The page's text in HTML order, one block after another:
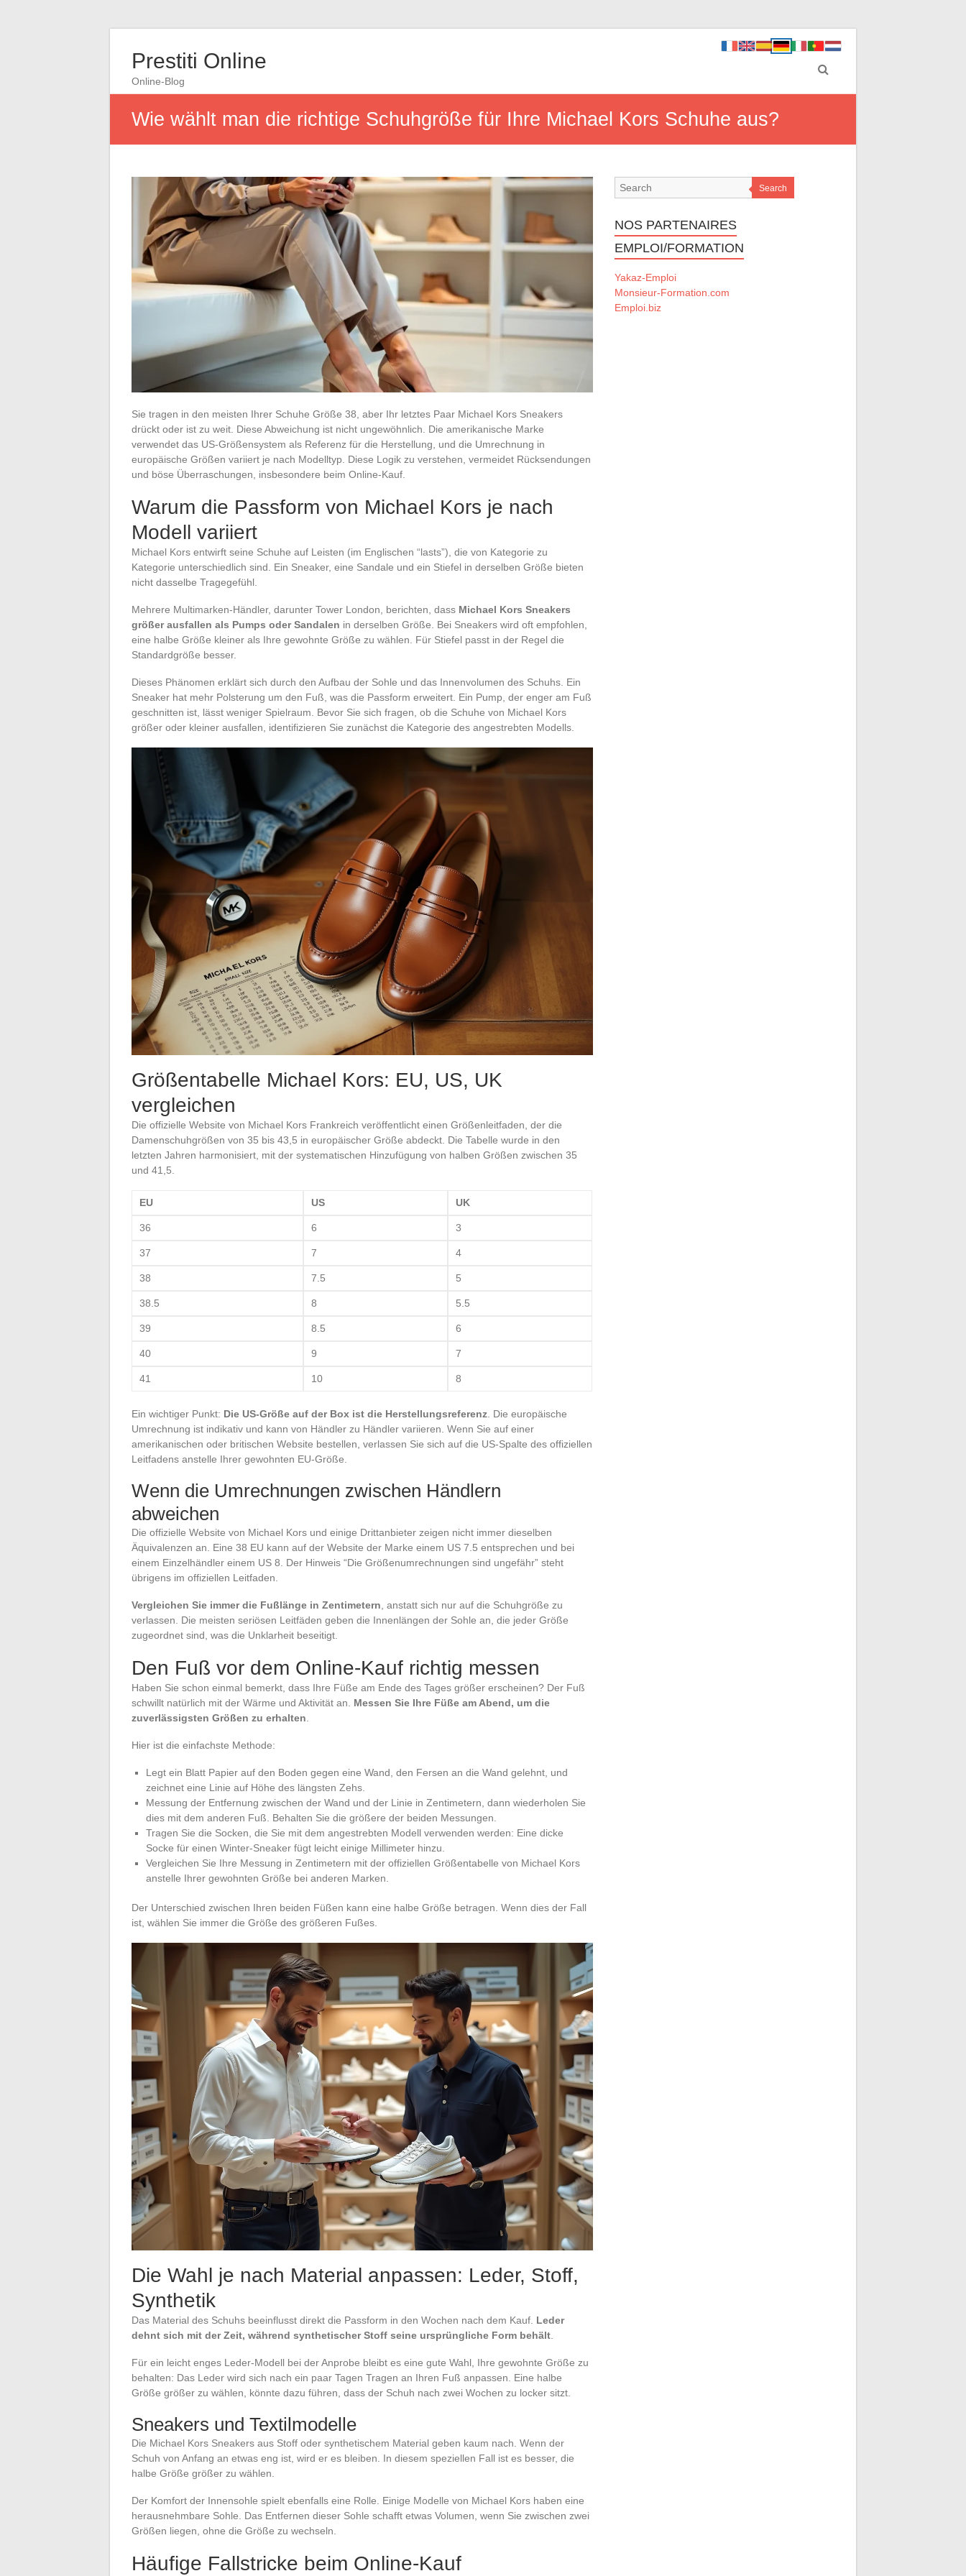
Prestiti Online
Online-Blog
Wie wählt man die richtige Schuhgröße für Ihre Michael Kors Schuhe aus?
Sie tragen in den meisten Ihrer Schuhe Größe 38, aber Ihr letztes Paar Michael Kors Sneakers
drückt oder ist zu weit. Diese Abweichung ist nicht ungewöhnlich. Die amerikanische Marke
verwendet das US-Größensystem als Referenz für die Herstellung, und die Umrechnung in
europäische Größen variiert je nach Modelltyp. Diese Logik zu verstehen, vermeidet Rücksendungen
und böse Überraschungen, insbesondere beim Online-Kauf.
Warum die Passform von Michael Kors je nach
Modell variiert
Michael Kors entwirft seine Schuhe auf Leisten (im Englischen “lasts”), die von Kategorie zu
Kategorie unterschiedlich sind. Ein Sneaker, eine Sandale und ein Stiefel in derselben Größe bieten
nicht dasselbe Tragegefühl.
Mehrere Multimarken-Händler, darunter Tower London, berichten, dass Michael Kors Sneakers
größer ausfallen als Pumps oder Sandalen in derselben Größe. Bei Sneakers wird oft empfohlen,
eine halbe Größe kleiner als Ihre gewohnte Größe zu wählen. Für Stiefel passt in der Regel die
Standardgröße besser.
Dieses Phänomen erklärt sich durch den Aufbau der Sohle und das Innenvolumen des Schuhs. Ein
Sneaker hat mehr Polsterung um den Fuß, was die Passform erweitert. Ein Pump, der enger am Fuß
geschnitten ist, lässt weniger Spielraum. Bevor Sie sich fragen, ob die Schuhe von Michael Kors
größer oder kleiner ausfallen, identifizieren Sie zunächst die Kategorie des angestrebten Modells.
Größentabelle Michael Kors: EU, US, UK
vergleichen
Die offizielle Website von Michael Kors Frankreich veröffentlicht einen Größenleitfaden, der die
Damenschuhgrößen von 35 bis 43,5 in europäischer Größe abdeckt. Die Tabelle wurde in den
letzten Jahren harmonisiert, mit der systematischen Hinzufügung von halben Größen zwischen 35
und 41,5.
EU US UK
36 6 3
37 7 4
38 7.5 5
38.5 8 5.5
39 8.5 6
40 9 7
41 10 8
Ein wichtiger Punkt: Die US-Größe auf der Box ist die Herstellungsreferenz . Die europäische
Umrechnung ist indikativ und kann von Händler zu Händler variieren. Wenn Sie auf einer
amerikanischen oder britischen Website bestellen, verlassen Sie sich auf die US-Spalte des offiziellen
Leitfadens anstelle Ihrer gewohnten EU-Größe.
Wenn die Umrechnungen zwischen Händlern
abweichen
Die offizielle Website von Michael Kors und einige Drittanbieter zeigen nicht immer dieselben
Äquivalenzen an. Eine 38 EU kann auf der Website der Marke einem US 7.5 entsprechen und bei
einem Einzelhändler einem US 8. Der Hinweis “Die Größenumrechnungen sind ungefähr” steht
übrigens im offiziellen Leitfaden.
Vergleichen Sie immer die Fußlänge in Zentimetern , anstatt sich nur auf die Schuhgröße zu
verlassen. Die meisten seriösen Leitfäden geben die Innenlängen der Sohle an, die jeder Größe
zugeordnet sind, was die Unklarheit beseitigt.
Den Fuß vor dem Online-Kauf richtig messen
Haben Sie schon einmal bemerkt, dass Ihre Füße am Ende des Tages größer erscheinen? Der Fuß
schwillt natürlich mit der Wärme und Aktivität an. Messen Sie Ihre Füße am Abend, um die
zuverlässigsten Größen zu erhalten
Hier ist die einfachste Methode:
Legt ein Blatt Papier auf den Boden gegen eine Wand, den Fersen an die Wand gelehnt, und
zeichnet eine Linie auf Höhe des längsten Zehs.
Messung der Entfernung zwischen der Wand und der Linie in Zentimetern, dann wiederholen Sie
dies mit dem anderen Fuß. Behalten Sie die größere der beiden Messungen.
Tragen Sie die Socken, die Sie mit dem angestrebten Modell verwenden werden: Eine dicke
Socke für einen Winter-Sneaker fügt leicht einige Millimeter hinzu.
Vergleichen Sie Ihre Messung in Zentimetern mit der offiziellen Größentabelle von Michael Kors
anstelle Ihrer gewohnten Größe bei anderen Marken.
Der Unterschied zwischen Ihren beiden Füßen kann eine halbe Größe betragen. Wenn dies der Fall
ist, wählen Sie immer die Größe des größeren Fußes.
Die Wahl je nach Material anpassen: Leder, Stoff,
Synthetik
Das Material des Schuhs beeinflusst direkt die Passform in den Wochen nach dem Kauf. Leder
dehnt sich mit der Zeit, während synthetischer Stoff seine ursprüngliche Form behält
Für ein leicht enges Leder-Modell bei der Anprobe bleibt es eine gute Wahl, Ihre gewohnte Größe zu
behalten: Das Leder wird sich nach ein paar Tagen Tragen an Ihren Fuß anpassen. Eine halbe
Größe größer zu wählen, könnte dazu führen, dass der Schuh nach zwei Wochen zu locker sitzt.
Sneakers und Textilmodelle
Die Michael Kors Sneakers aus Stoff oder synthetischem Material geben kaum nach. Wenn der
Schuh von Anfang an etwas eng ist, wird er es bleiben. In diesem speziellen Fall ist es besser, die
halbe Größe größer zu wählen.
Der Komfort der Innensohle spielt ebenfalls eine Rolle. Einige Modelle von Michael Kors haben eine
herausnehmbare Sohle. Das Entfernen dieser Sohle schafft etwas Volumen, wenn Sie zwischen zwei
Größen liegen, ohne die Größe zu wechseln.
Häufige Fallstricke beim Online-Kauf
Search
NOS PARTENAIRES
EMPLOI/FORMATION
Yakaz-Emploi
Monsieur-Formation.com
Emploi.biz